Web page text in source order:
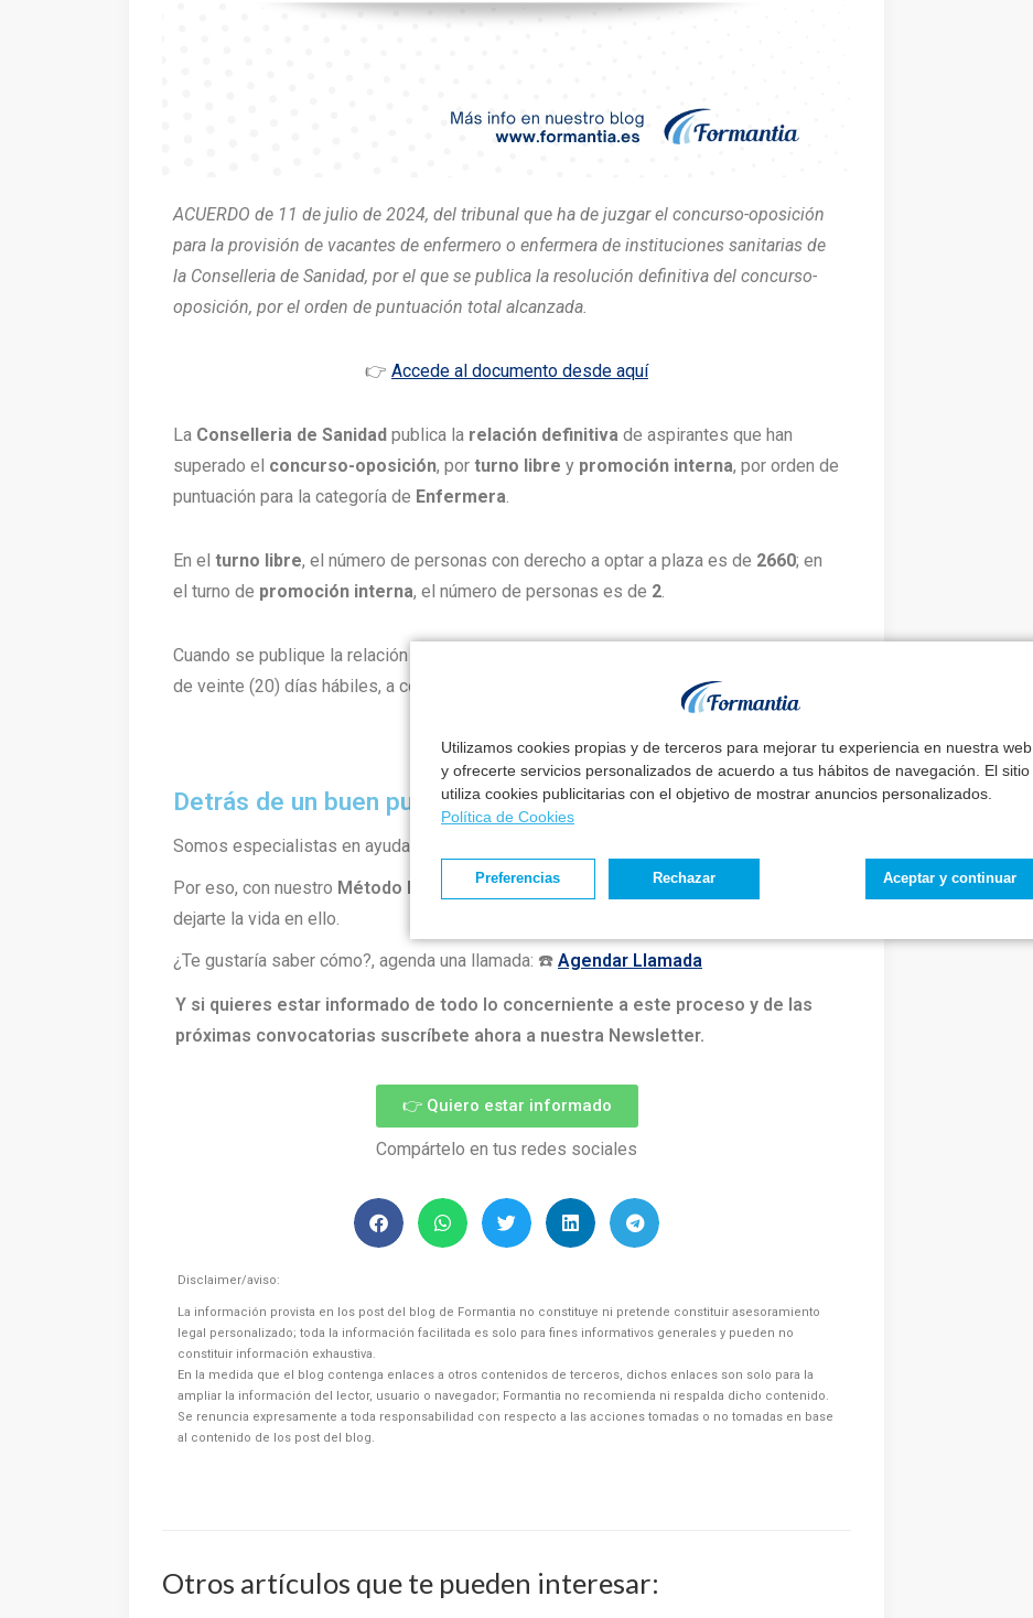
Utilizamos cookies propias y de terceros para mejorar tu experiencia en nuestra web
y ofrecerte servicios personalizados de acuerdo a tus hábitos de navegación. El sitio
utiliza cookies publicitarias con el objetivo de mostrar anuncios personalizados.
Política de Cookies
Aceptar y continuar
Rechazar
Preferencias
ACUERDO de 11 de julio de 2024, del tribunal que ha de juzgar el concurso-oposición
para la provisión de vacantes de enfermero o enfermera de instituciones sanitarias de
la Conselleria de Sanidad, por el que se publica la resolución definitiva del concurso-
oposición, por el orden de puntuación total alcanzada.
👉 Accede al documento desde aquí
La Conselleria de Sanidad publica la relación definitiva de aspirantes que han
superado el concurso-oposición, por turno libre y promoción interna, por orden de
puntuación para la categoría de Enfermera.
En el turno libre, el número de personas con derecho a optar a plaza es de 2660; en
el turno de promoción interna, el número de personas es de 2.
Cuando se publique la relación de plazas ofertadas, los aspirantes tendrán un plazo
de veinte (20) días hábiles, a contar a partir del día siguiente al de su publicación.
Detrás de un buen puesto hay un buen método
Somos especialistas en ayudarte a conseguir tus metas
Por eso, con nuestro Método Formantia, podrás conseguir el trabajo de tu vida sin
dejarte la vida en ello.
¿Te gustaría saber cómo?, agenda una llamada: ☎️ Agendar Llamada
Y si quieres estar informado de todo lo concerniente a este proceso y de las
próximas convocatorias suscríbete ahora a nuestra Newsletter.
👉 Quiero estar informado
Compártelo en tus redes sociales
Disclaimer/aviso:
La información provista en los post del blog de Formantia no constituye ni pretende constituir asesoramiento
legal personalizado; toda la información facilitada es solo para fines informativos generales y pueden no
constituir información exhaustiva.
En la medida que el blog contenga enlaces a otros contenidos de terceros, dichos enlaces son solo para la
ampliar la información del lector, usuario o navegador; Formantia no recomienda ni respalda dicho contenido.
Se renuncia expresamente a toda responsabilidad con respecto a las acciones tomadas o no tomadas en base
al contenido de los post del blog.
Otros artículos que te pueden interesar: